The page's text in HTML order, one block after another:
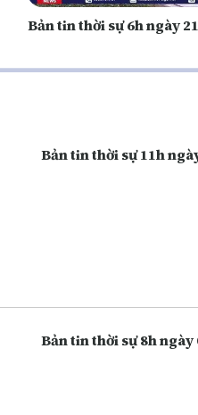
Bản tin thời sự 6h ngày
Bản tin thời sự 11h
Bản tin thời sự 8h ngày